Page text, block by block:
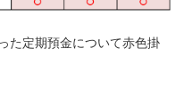
た定期預金について赤色掛